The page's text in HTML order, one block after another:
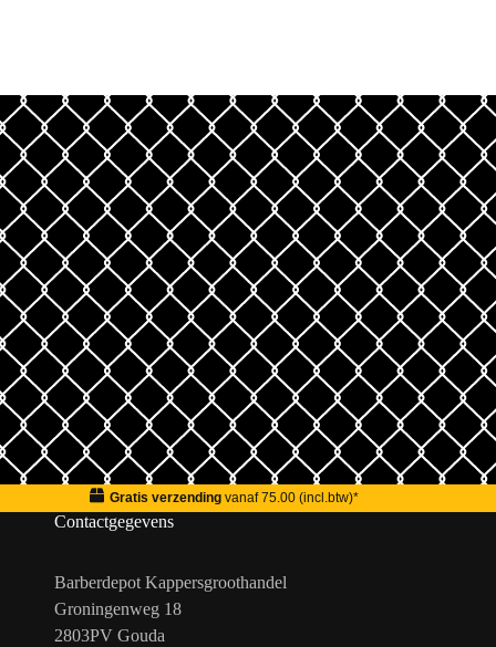
Gratis verzendingvanaf 75.00 (incl.btw)*
Contactgegevens
Barberdepot Kappersgroothandel
Groningenweg 18
2803PV Gouda